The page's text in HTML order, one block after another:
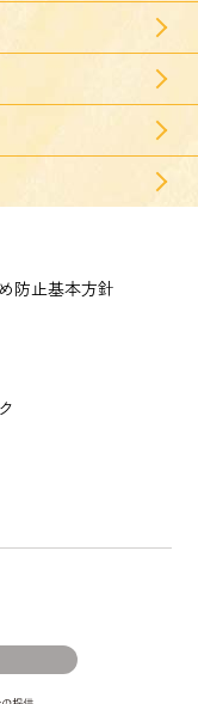
防止基本方針